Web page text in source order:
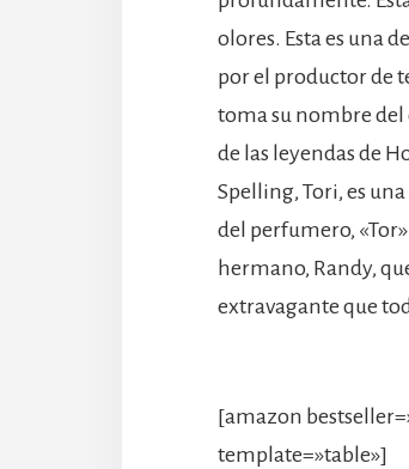
olores. Esta es una
por el productor de
toma su nombre del
de las leyendas de
Spelling, Tori, es
del perfumero,
hermano, Randy,
extravagante que
[amazon
template=»table»]